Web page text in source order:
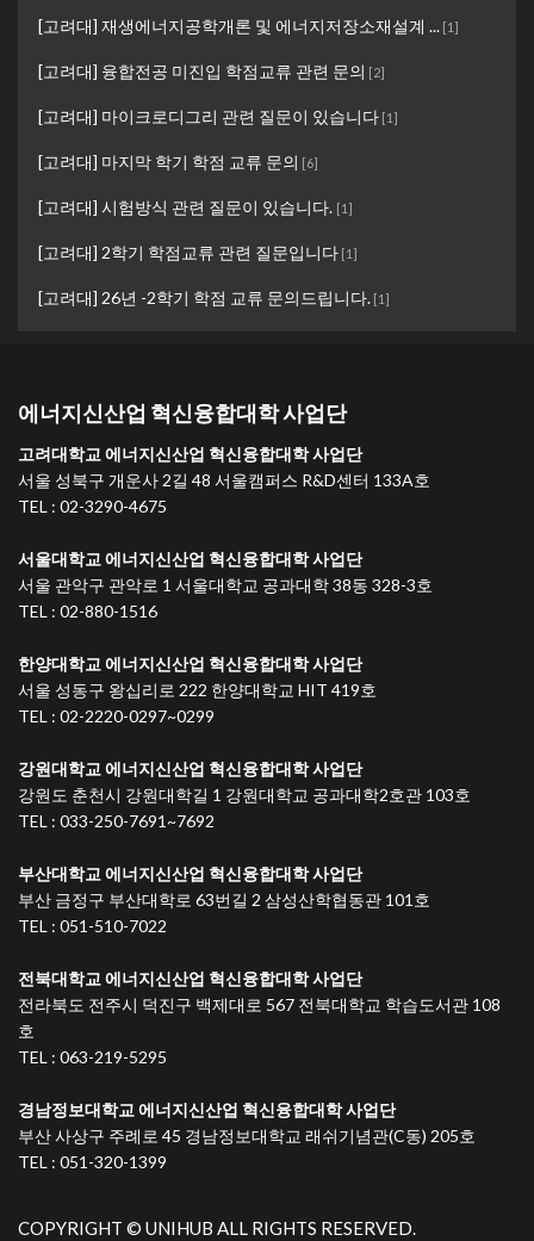
[고려대] 재생에너지공학개론 및 에너지저장소재설계 ... [1]
[고려대] 융합전공 미진입 학점교류 관련 문의 [2]
[고려대] 마이크로디그리 관련 질문이 있습니다 [1]
[고려대] 마지막 학기 학점 교류 문의 [6]
[고려대] 시험방식 관련 질문이 있습니다. [1]
[고려대] 2학기 학점교류 관련 질문입니다 [1]
[고려대] 26년 -2학기 학점 교류 문의드립니다. [1]
에너지신산업 혁신융합대학 사업단
고려대학교 에너지신산업 혁신융합대학 사업단
서울 성북구 개운사 2길 48 서울캠퍼스 R&D센터 133A호
TEL : 02-3290-4675
서울대학교 에너지신산업 혁신융합대학 사업단
서울 관악구 관악로 1 서울대학교 공과대학 38동 328-3호
TEL : 02-880-1516
한양대학교 에너지신산업 혁신융합대학 사업단
서울 성동구 왕십리로 222 한양대학교 HIT 419호
TEL : 02-2220-0297~0299
강원대학교 에너지신산업 혁신융합대학 사업단
강원도 춘천시 강원대학길 1 강원대학교 공과대학2호관 103호
TEL : 033-250-7691~7692
부산대학교 에너지신산업 혁신융합대학 사업단
부산 금정구 부산대학로 63번길 2 삼성산학협동관 101호
TEL : 051-510-7022
전북대학교 에너지신산업 혁신융합대학 사업단
전라북도 전주시 덕진구 백제대로 567 전북대학교 학습도서관 108
호
TEL : 063-219-5295
경남정보대학교 에너지신산업 혁신융합대학 사업단
부산 사상구 주례로 45 경남정보대학교 래쉬기념관(C동) 205호
TEL : 051-320-1399
COPYRIGHT © UNIHUB ALL RIGHTS RESERVED.